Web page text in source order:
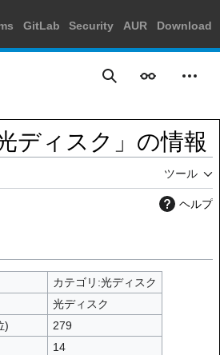
GitLab Security AUR Download
検索 表示 個人
ディスク」の情報
ツール
ヘルプ
カテゴリ:光ディスク
光ディスク
)
279
14